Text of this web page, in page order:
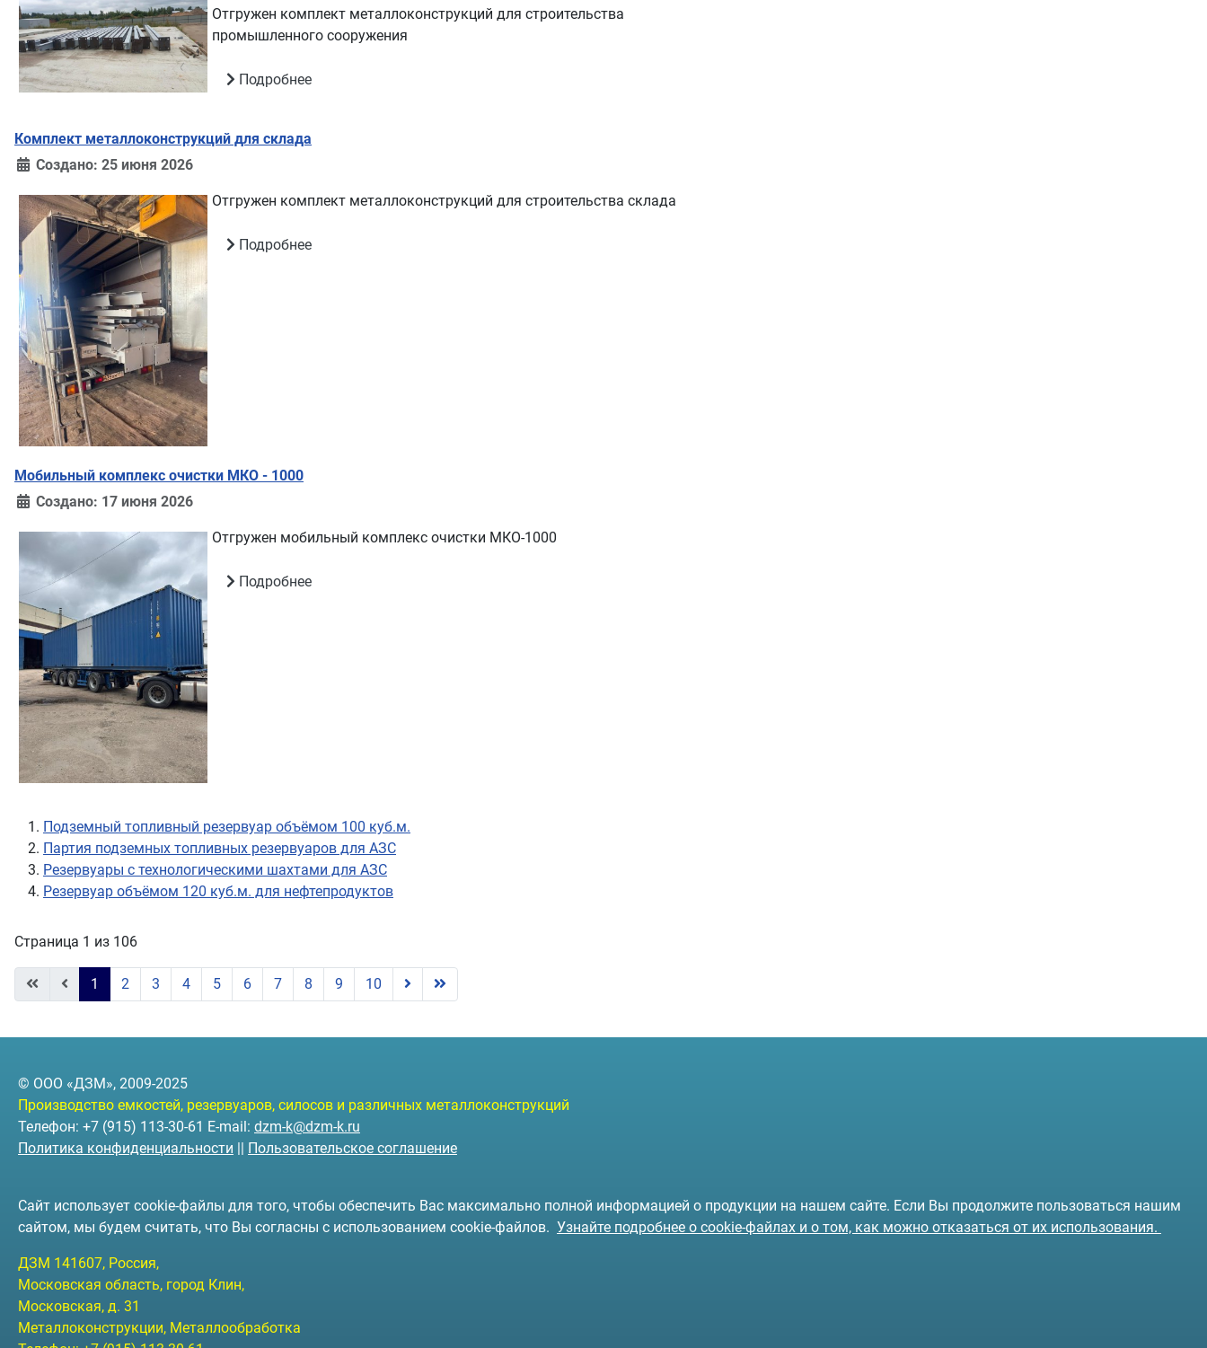
Отгружен комплект металлоконструкций для строительства
промышленного сооружения
Подробнее
Комплект металлоконструкций для склада
Создано: 25 июня 2026
Отгружен комплект металлоконструкций для строительства склада
Подробнее
Мобильный комплекс очистки МКО - 1000
Создано: 17 июня 2026
Отгружен мобильный комплекс очистки МКО-1000
Подробнее
Подземный топливный резервуар объёмом 100 куб.м.
Партия подземных топливных резервуаров для АЗС
Резервуары с технологическими шахтами для АЗС
Резервуар объёмом 120 куб.м. для нефтепродуктов
Страница 1 из 106
1 2 3 4 5 6 7 8 9 10
© ООО «ДЗМ», 2009-2025
Производство емкостей, резервуаров, силосов и различных металлоконструкций
Телефон: +7 (915) 113-30-61 E-mail: dzm-k@dzm-k.ru
Политика конфиденциальности || Пользовательское соглашение
Сайт использует cookie-файлы для того, чтобы обеспечить Вас максимально полной информацией о продукции на нашем сайте. Если Вы продолжите пользоваться нашим
сайтом, мы будем считать, что Вы согласны с использованием cookie-файлов. Узнайте подробнее о cookie-файлах и о том, как можно отказаться от их использования.
ДЗМ 141607, Россия,
Московская область, город Клин,
Московская, д. 31
Металлоконструкции, Металлообработка